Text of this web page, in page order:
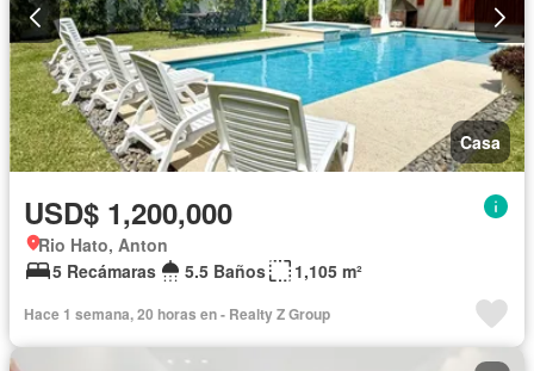
Casa
USD$ 1,200,000
Rio Hato, Anton
5 Recámaras
5.5 Baños 1,105 m²
Hace 1 semana, 20 horas en - Realty Z Group